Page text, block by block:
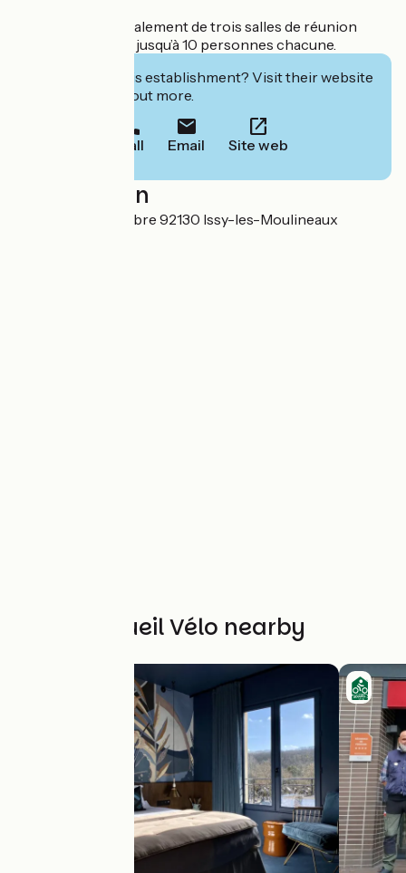
L’hôtel dispose également de trois salles de réunion
pouvant accueillir jusqu’à 10 personnes chacune.
Interested in this establishment? Visit their website
to book or find out more.
Call Email Site web
Localisation
5 rue du 4 Septembre 92130 Issy-les-Moulineaux
Other Accueil Vélo nearby